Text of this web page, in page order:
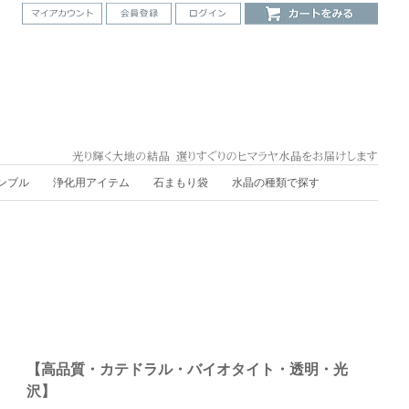
ブル 浄化用アイテム 石まもり袋 水晶の種類で探す
【高品質・カテドラル・バイオタイト・透明・光
沢】